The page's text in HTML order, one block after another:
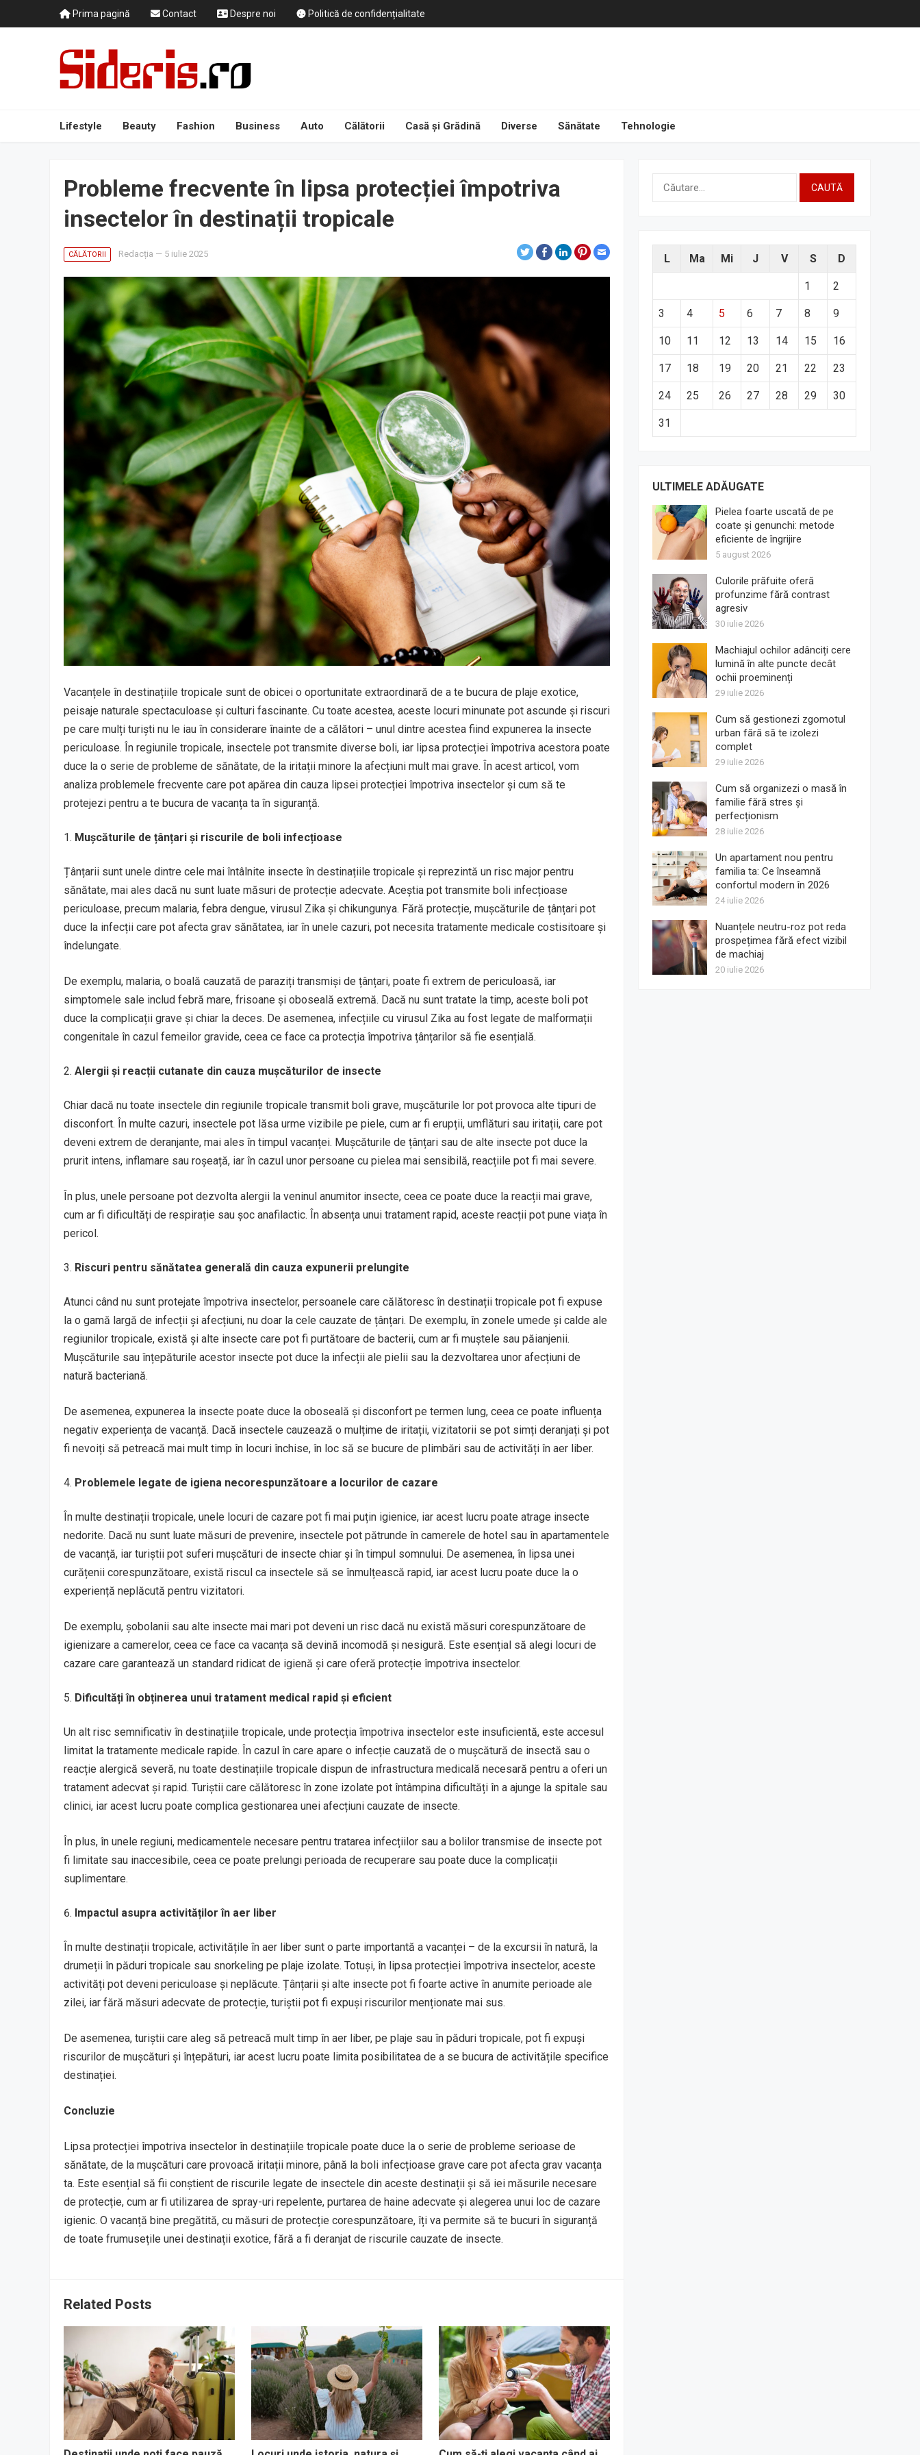
Prima pagină Contact Despre noi Politică de confidențialitate
Lifestyle Beauty Fashion Business Auto Călătorii Casă și Grădină Diverse Sănătate Tehnologie
Probleme frecvente în lipsa protecției împotriva
insectelor în destinații tropicale
CĂLĂTORII Redacția — 5 iulie 2025
Vacanțele în destinațiile tropicale sunt de obicei o oportunitate extraordinară de a te bucura de plaje exotice,
peisaje naturale spectaculoase și culturi fascinante. Cu toate acestea, aceste locuri minunate pot ascunde și riscuri
pe care mulți turiști nu le iau în considerare înainte de a călători – unul dintre acestea fiind expunerea la insecte
periculoase. În regiunile tropicale, insectele pot transmite diverse boli, iar lipsa protecției împotriva acestora poate
duce la o serie de probleme de sănătate, de la iritații minore la afecțiuni mult mai grave. În acest articol, vom
analiza problemele frecvente care pot apărea din cauza lipsei protecției împotriva insectelor și cum să te
protejezi pentru a te bucura de vacanța ta în siguranță.
Mușcăturile de țânțari și riscurile de boli infecțioase
Țânțarii sunt unele dintre cele mai întâlnite insecte în destinațiile tropicale și reprezintă un risc major pentru
sănătate, mai ales dacă nu sunt luate măsuri de protecție adecvate. Aceștia pot transmite boli infecțioase
periculoase, precum malaria, febra dengue, virusul Zika și chikungunya. Fără protecție, mușcăturile de țânțari pot
duce la infecții care pot afecta grav sănătatea, iar în unele cazuri, pot necesita tratamente medicale costisitoare și
îndelungate.
De exemplu, malaria, o boală cauzată de paraziți transmiși de țânțari, poate fi extrem de periculoasă, iar
simptomele sale includ febră mare, frisoane și oboseală extremă. Dacă nu sunt tratate la timp, aceste boli pot
duce la complicații grave și chiar la deces. De asemenea, infecțiile cu virusul Zika au fost legate de malformații
congenitale în cazul femeilor gravide, ceea ce face ca protecția împotriva țânțarilor să fie esențială.
Alergii și reacții cutanate din cauza mușcăturilor de insecte
Chiar dacă nu toate insectele din regiunile tropicale transmit boli grave, mușcăturile lor pot provoca alte tipuri de
disconfort. În multe cazuri, insectele pot lăsa urme vizibile pe piele, cum ar fi erupții, umflături sau iritații, care pot
deveni extrem de deranjante, mai ales în timpul vacanței. Mușcăturile de țânțari sau de alte insecte pot duce la
prurit intens, inflamare sau roșeață, iar în cazul unor persoane cu pielea mai sensibilă, reacțiile pot fi mai severe.
În plus, unele persoane pot dezvolta alergii la veninul anumitor insecte, ceea ce poate duce la reacții mai grave,
cum ar fi dificultăți de respirație sau șoc anafilactic. În absența unui tratament rapid, aceste reacții pot pune viața în
pericol.
Riscuri pentru sănătatea generală din cauza expunerii prelungite
Atunci când nu sunt protejate împotriva insectelor, persoanele care călătoresc în destinații tropicale pot fi expuse
la o gamă largă de infecții și afecțiuni, nu doar la cele cauzate de țânțari. De exemplu, în zonele umede și calde ale
regiunilor tropicale, există și alte insecte care pot fi purtătoare de bacterii, cum ar fi muștele sau păianjenii.
Mușcăturile sau înțepăturile acestor insecte pot duce la infecții ale pielii sau la dezvoltarea unor afecțiuni de
natură bacteriană.
De asemenea, expunerea la insecte poate duce la oboseală și disconfort pe termen lung, ceea ce poate influența
negativ experiența de vacanță. Dacă insectele cauzează o mulțime de iritații, vizitatorii se pot simți deranjați și pot
fi nevoiți să petreacă mai mult timp în locuri închise, în loc să se bucure de plimbări sau de activități în aer liber.
Problemele legate de igiena necorespunzătoare a locurilor de cazare
În multe destinații tropicale, unele locuri de cazare pot fi mai puțin igienice, iar acest lucru poate atrage insecte
nedorite. Dacă nu sunt luate măsuri de prevenire, insectele pot pătrunde în camerele de hotel sau în apartamentele
de vacanță, iar turiștii pot suferi mușcături de insecte chiar și în timpul somnului. De asemenea, în lipsa unei
curățenii corespunzătoare, există riscul ca insectele să se înmulțească rapid, iar acest lucru poate duce la o
experiență neplăcută pentru vizitatori.
De exemplu, șobolanii sau alte insecte mai mari pot deveni un risc dacă nu există măsuri corespunzătoare de
igienizare a camerelor, ceea ce face ca vacanța să devină incomodă și nesigură. Este esențial să alegi locuri de
cazare care garantează un standard ridicat de igienă și care oferă protecție împotriva insectelor.
Dificultăți în obținerea unui tratament medical rapid și eficient
Un alt risc semnificativ în destinațiile tropicale, unde protecția împotriva insectelor este insuficientă, este accesul
limitat la tratamente medicale rapide. În cazul în care apare o infecție cauzată de o mușcătură de insectă sau o
reacție alergică severă, nu toate destinațiile tropicale dispun de infrastructura medicală necesară pentru a oferi un
tratament adecvat și rapid. Turiștii care călătoresc în zone izolate pot întâmpina dificultăți în a ajunge la spitale sau
clinici, iar acest lucru poate complica gestionarea unei afecțiuni cauzate de insecte.
În plus, în unele regiuni, medicamentele necesare pentru tratarea infecțiilor sau a bolilor transmise de insecte pot
fi limitate sau inaccesibile, ceea ce poate prelungi perioada de recuperare sau poate duce la complicații
suplimentare.
Impactul asupra activităților în aer liber
În multe destinații tropicale, activitățile în aer liber sunt o parte importantă a vacanței – de la excursii în natură, la
drumeții în păduri tropicale sau snorkeling pe plaje izolate. Totuși, în lipsa protecției împotriva insectelor, aceste
activități pot deveni periculoase și neplăcute. Țânțarii și alte insecte pot fi foarte active în anumite perioade ale
zilei, iar fără măsuri adecvate de protecție, turiștii pot fi expuși riscurilor menționate mai sus.
De asemenea, turiștii care aleg să petreacă mult timp în aer liber, pe plaje sau în păduri tropicale, pot fi expuși
riscurilor de mușcături și înțepături, iar acest lucru poate limita posibilitatea de a se bucura de activitățile specifice
destinației.
Concluzie
Lipsa protecției împotriva insectelor în destinațiile tropicale poate duce la o serie de probleme serioase de
sănătate, de la mușcături care provoacă iritații minore, până la boli infecțioase grave care pot afecta grav vacanța
ta. Este esențial să fii conștient de riscurile legate de insectele din aceste destinații și să iei măsurile necesare
de protecție, cum ar fi utilizarea de spray-uri repelente, purtarea de haine adecvate și alegerea unui loc de cazare
igienic. O vacanță bine pregătită, cu măsuri de protecție corespunzătoare, îți va permite să te bucuri în siguranță
de toate frumusețile unei destinații exotice, fără a fi deranjat de riscurile cauzate de insecte.
Related Posts
Caută
L Ma Mi J V S D
1 2
3 4 5 6 7 8 9
10 11 12 13 14 15 16
17 18 19 20 21 22 23
24 25 26 27 28 29 30
31
ULTIMELE ADĂUGATE
Pielea foarte uscată de pe
coate și genunchi: metode
eficiente de îngrijire
5 august 2026
Culorile prăfuite oferă
profunzime fără contrast
agresiv
30 iulie 2026
Machiajul ochilor adânciți cere
lumină în alte puncte decât
ochii proeminenți
29 iulie 2026
Cum să gestionezi zgomotul
urban fără să te izolezi
complet
29 iulie 2026
Cum să organizezi o masă în
familie fără stres și
perfecționism
28 iulie 2026
Un apartament nou pentru
familia ta: Ce înseamnă
confortul modern în 2026
24 iulie 2026
Nuanțele neutru-roz pot reda
prospețimea fără efect vizibil
de machiaj
20 iulie 2026